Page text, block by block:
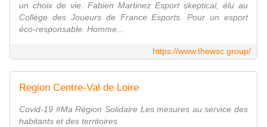
un choix de vie. Fabien Martinez Esport skeptical, élu au
Collège des Joueurs de France Esports. Pour un esport
éco-responsable. Homme...
https://www.thewsc.group/
Region Centre-Val de Loire
Covid-19 #Ma Région Solidaire Les mesures au service des
habitants et des territoires